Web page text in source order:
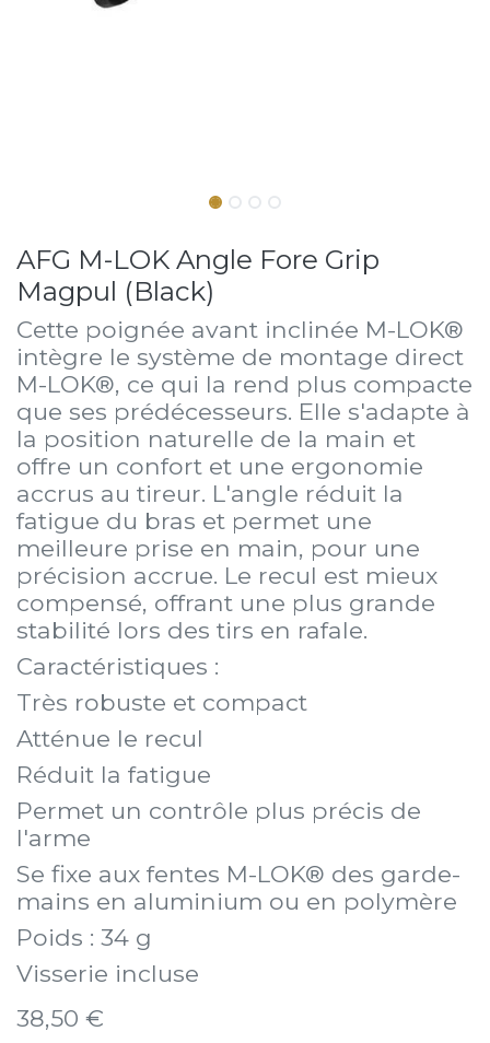
AFG M-LOK Angle Fore Grip
Magpul (Black)
Cette poignée avant inclinée M-LOK®
intègre le système de montage direct
M-LOK®, ce qui la rend plus compacte
que ses prédécesseurs. Elle s'adapte à
la position naturelle de la main et
offre un confort et une ergonomie
accrus au tireur. L'angle réduit la
fatigue du bras et permet une
meilleure prise en main, pour une
précision accrue. Le recul est mieux
compensé, offrant une plus grande
stabilité lors des tirs en rafale.
Caractéristiques :
Très robuste et compact
Atténue le recul
Réduit la fatigue
Permet un contrôle plus précis de
l'arme
Se fixe aux fentes M-LOK® des garde-
mains en aluminium ou en polymère
Poids : 34 g
Visserie incluse
38,50 €